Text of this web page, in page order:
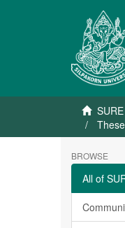
BROWSE
All of